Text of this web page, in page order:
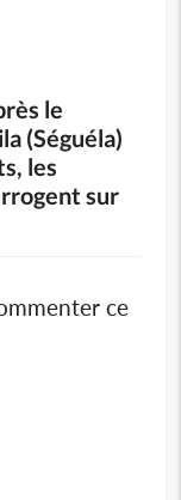
le
(Séguéla)
les
sur
ce